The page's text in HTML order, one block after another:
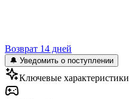
Возврат 14 дней
🔔 Уведомить о поступлении
Ключевые характеристики